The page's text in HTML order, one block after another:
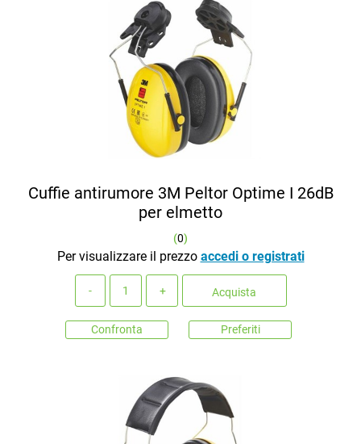
Cuffie antirumore 3M Peltor Optime I 26dB
per elmetto
(0)
Per visualizzare il prezzo accedi o registrati
Acquista
Confronta Preferiti